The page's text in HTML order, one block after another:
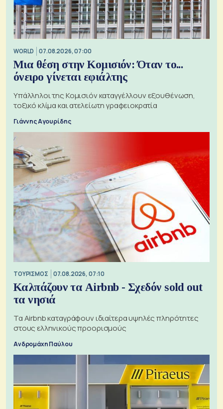
WORLD 07.08.2026, 07:00
Μια θέση στην Κομισιόν: Όταν το...
όνειρο γίνεται εφιάλτης
Υπάλληλοι της Κομισιόν καταγγέλλουν εξουθένωση,
τοξικό κλίμα και ατελείωτη γραφειοκρατία
Γιάννης Αγουρίδης
ΤΟΥΡΙΣΜΟΣ 07.08.2026, 07:10
Καλπάζουν τα Airbnb - Σχεδόν sold out
τα νησιά
Τα Airbnb καταγράφουν ιδιαίτερα υψηλές πληρότητες
στους ελληνικούς προορισμούς
Ανδρομάχη Παύλου